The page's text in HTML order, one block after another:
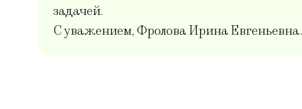
задачей.
С уважением, Фролова Ирина Евгеньевна.